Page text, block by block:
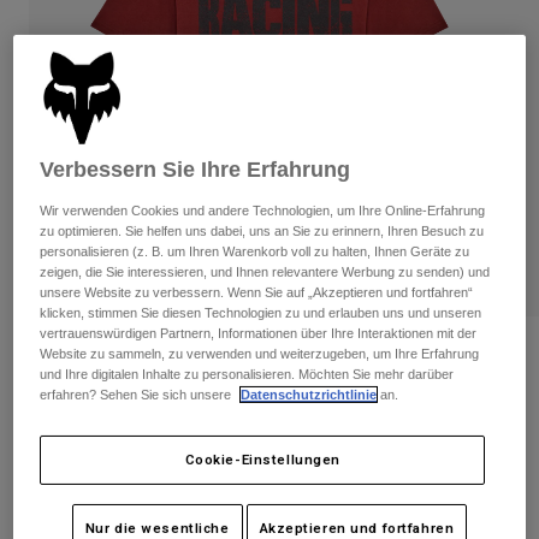
Hosen
Kurze Hosen
Jacken
Handschuhe
Protektoren
Brillen
Socken
Ersatzteile
Hosen
Handschuhe
Protektoren
Brillen
Socken
Taschen & Zubehör
Spare parts
Hemden
Alle anzeigen
Damen
T-Shirts & Tops
Hoodies und Pullover
Jacken
Hosen
Shirts
Kinder
Brillen
Socken
Alle anzeigen
Moto
Helme
Jerseys
Hosen
Stiefel
Guards
Brillen
Bewertungen
Tread Premium Tee
Price reduced from
€ 29,99to€ 17,99 40% OFF
Verbessern Sie Ihre Erfahrung
Wir verwenden Cookies und andere Technologien, um Ihre Online-Erfahrung
zu optimieren. Sie helfen uns dabei, uns an Sie zu erinnern, Ihren Besuch zu
personalisieren (z. B. um Ihren Warenkorb voll zu halten, Ihnen Geräte zu
zeigen, die Sie interessieren, und Ihnen relevantere Werbung zu senden) und
unsere Website zu verbessern. Wenn Sie auf „Akzeptieren und fortfahren“
klicken, stimmen Sie diesen Technologien zu und erlauben uns und unseren
vertrauenswürdigen Partnern, Informationen über Ihre Interaktionen mit der
Website zu sammeln, zu verwenden und weiterzugeben, um Ihre Erfahrung
und Ihre digitalen Inhalte zu personalisieren. Möchten Sie mehr darüber
erfahren? Sehen Sie sich unsere
Datenschutzrichtlinie an.
Cookie-Einstellungen
Nur die wesentliche Akzeptieren und fortfahren